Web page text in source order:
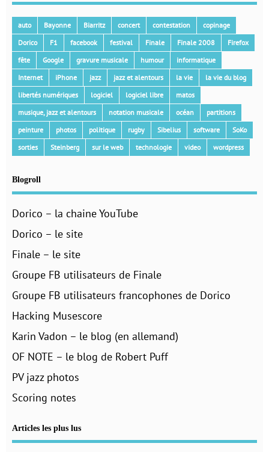
auto Bayonne Biarritz concert contestation
copinage
Dorico
F1 facebook festival Finale Finale 2008
Firefox
fête
Google gravure musicale humour
informatique
Internet
iPhone jazz jazz et alentours la vie
la vie du blog
libertés numériques
logiciel logiciel libre
matos
musique, jazz et alentours
notation musicale océan
partitions
peinture
photos politique rugby Sibelius software
SoKo
sorties
Steinberg sur le web technologie video wordpress
Blogroll
Dorico – la chaine YouTube
Dorico – le site
Finale – le site
Groupe FB utilisateurs de Finale
Groupe FB utilisateurs francophones de Dorico
Hacking Musescore
Karin Vadon – le blog (en allemand)
OF NOTE – le blog de Robert Puff
PV jazz photos
Scoring notes
Articles les plus lus